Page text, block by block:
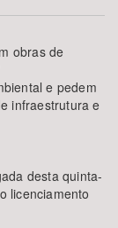
BUSCAR
obras de
e pedem
infraestrutura e
desta quinta-
licenciamento